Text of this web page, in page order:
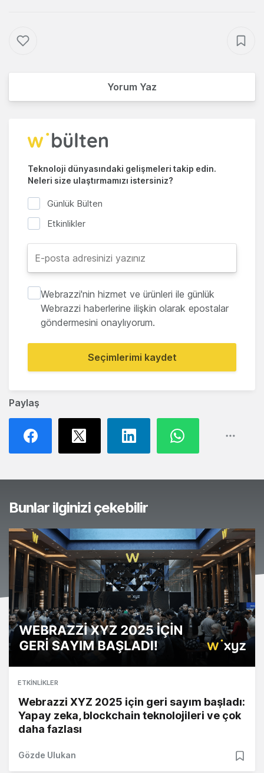
Paylaş
Yorum Yaz
Teknoloji dünyasındaki gelişmeleri takip edin.
Neleri size ulaştırmamızı istersiniz?
Günlük Bülten
Etkinlikler
Webrazzi'nin hizmet ve ürünleri ile günlük
Webrazzi haberlerine ilişkin olarak epostalar
göndermesini onaylıyorum.
Seçimlerimi kaydet
Bunlar ilginizi çekebilir
ETKINLIKLER
Webrazzi XYZ 2025 için geri sayım başladı:
Yapay zeka, blockchain teknolojileri ve çok
daha fazlası
Gözde Ulukan